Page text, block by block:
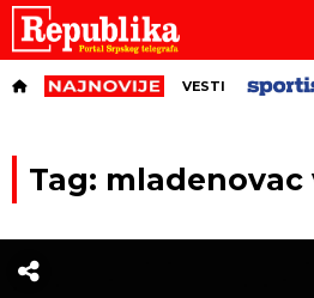
VESTI
Tag: mladenovac